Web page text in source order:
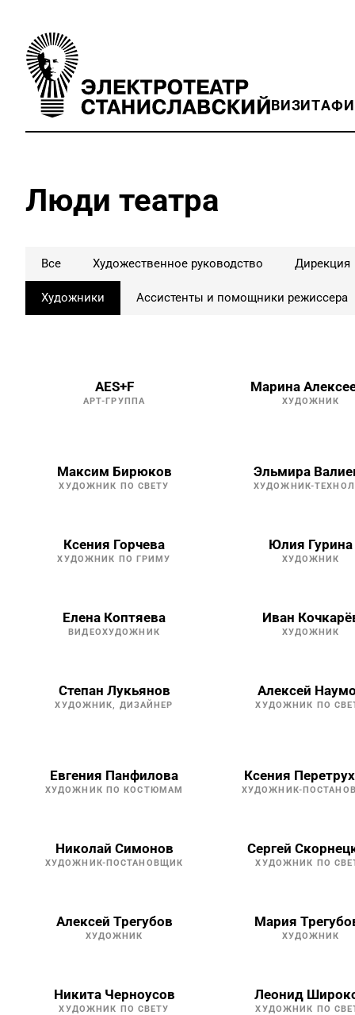
ВИЗИТ
Люди театра
Все Художественное руководство Дирекция
Художники Ассистенты и помощники режиссера
AES+F
АРТ-ГРУППА
Марина
ХУДОЖНИК
Максим Бирюков
ХУДОЖНИК ПО СВЕТУ
Эльмира
ХУДОЖНИК-
Ксения Горчева
ХУДОЖНИК ПО ГРИМУ
Юлия Гурина
ХУДОЖНИК
Елена Коптяева
ВИДЕОХУДОЖНИК
Иван
ХУДОЖНИК
Степан Лукьянов
ХУДОЖНИК, ДИЗАЙНЕР
Алексей
ХУДОЖНИК ПО
Евгения Панфилова
ХУДОЖНИК ПО КОСТЮМАМ
Ксения
ХУДОЖНИК-
Николай Симонов
ХУДОЖНИК-ПОСТАНОВЩИК
Сергей
ХУДОЖНИК ПО
Алексей Трегубов
ХУДОЖНИК
Мария
ХУДОЖНИК
Никита Черноусов
ХУДОЖНИК ПО СВЕТУ
Леонид
ХУДОЖНИК ПО